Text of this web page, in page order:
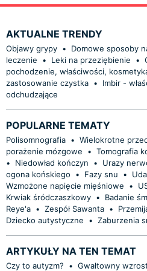
AKTUALNE TRENDY
Objawy grypy • Domowe sposoby
leczenie
• Leki na przeziębienie •
pochodzenie, właściwości,
zastosowanie czystka •
Imbir -
odchudzające
POPULARNE TEMATY
Polisomnografia • Wielokrotne
porażenie mózgowe
• Tomografia
•
Niedowład kończyn • Urazy
ogona końskiego
• Fazy snu •
Wzmożone napięcie mięśniowe
•
Krwiak śródczaszkowy • Badanie
Reye'a • Zespół Sawanta •
Dziecko autystyczne
• Zaburzenia
ARTYKUŁY NA TEN TEMAT
Czy to autyzm? • Gwałtowny